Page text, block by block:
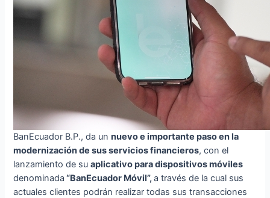
BanEcuador B.P., da unnuevo e importante paso en la
modernización de sus servicios financieros, con el
lanzamiento de suaplicativo para dispositivos móviles
denominada “BanEcuador Móvil”,a través de la cual sus
actuales clientes podrán realizar todas sus transacciones